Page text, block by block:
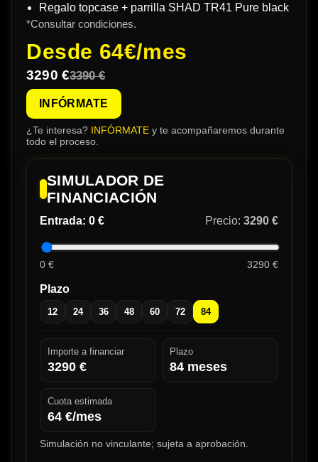
Regalo topcase + parrilla SHAD TR41 Pure black
*Consultar condiciones.
Desde 64€/mes
3290 €3390 €
INFÓRMATE
¿Te interesa? INFÓRMATE y te acompañaremos durante
todo el proceso.
SIMULADOR DE
FINANCIACIÓN
Entrada: 0 € Precio: 3290 €
0 € 3290 €
Plazo
12 24 36 48 60 72 84
Importe a financiar
3290 €
Plazo
84 meses
Cuota estimada
64 €/mes
Simulación no vinculante; sujeta a aprobación.